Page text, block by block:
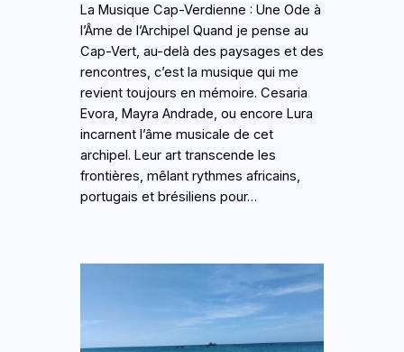
La Musique Cap-Verdienne : Une Ode à
l’Âme de l’Archipel Quand je pense au
Cap-Vert, au-delà des paysages et des
rencontres, c’est la musique qui me
revient toujours en mémoire. Cesaria
Evora, Mayra Andrade, ou encore Lura
incarnent l’âme musicale de cet
archipel. Leur art transcende les
frontières, mêlant rythmes africains,
portugais et brésiliens pour…